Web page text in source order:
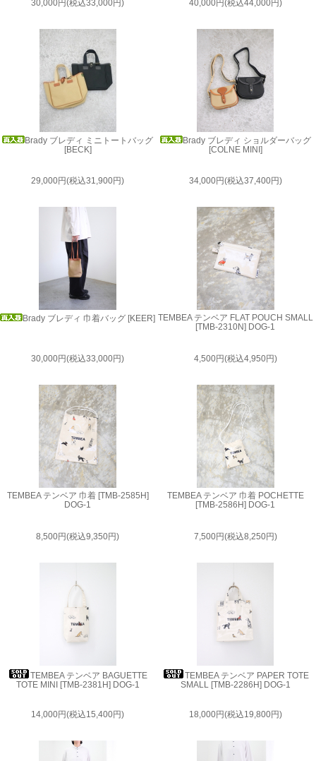
30,000円(税込33,000円) 40,000円(税込44,000円)
Brady ブレディ ミニトートバッグ
[BECK]
29,000円(税込31,900円)
Brady ブレディ ショルダーバッグ
[COLNE MINI]
34,000円(税込37,400円)
Brady ブレディ 巾着バッグ [KEER]
30,000円(税込33,000円)
TEMBEA テンベア FLAT POUCH SMALL
[TMB-2310N] DOG-1
4,500円(税込4,950円)
TEMBEA テンベア 巾着 [TMB-2585H]
DOG-1
8,500円(税込9,350円)
TEMBEA テンベア 巾着 POCHETTE
[TMB-2586H] DOG-1
7,500円(税込8,250円)
TEMBEA テンベア BAGUETTE
TOTE MINI [TMB-2381H] DOG-1
14,000円(税込15,400円)
TEMBEA テンベア PAPER TOTE
SMALL [TMB-2286H] DOG-1
18,000円(税込19,800円)